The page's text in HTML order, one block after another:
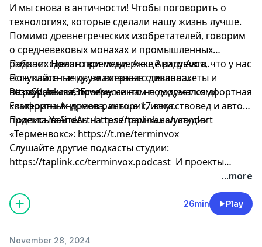
И мы снова в античности! Чтобы поговорить о
технологиях, которые сделали нашу жизнь лучше.
Помимо древнегреческих изобретателей, говорим
о средневековых монахах и промышленных
рабочих Нового времени. А ещё радуемся, что у нас
есть классные двухкамерные стеклопакеты и
возмущаемся, почему никто не додумался до
комфортных домов раньше 17 века.
Подкаст сделан при поддержке Авито Авто.
Покупайте тачку, не вставая с дивана:
https://clck.ru/3Erw4x
Разобраться в прогрессе нам помогает комфортная
Екатерина Андреева, историк, искусствовед и автор
проекта YaAndArt:https://taplink.cc/yaandart
Подписывайтесь на телеграм-канал студии
«Терменвокс»: https://t.me/terminvox
Слушайте другие подкасты студии:
https://taplink.cc/terminvox.podcast И проекты
...more
26min Play
November 28, 2024